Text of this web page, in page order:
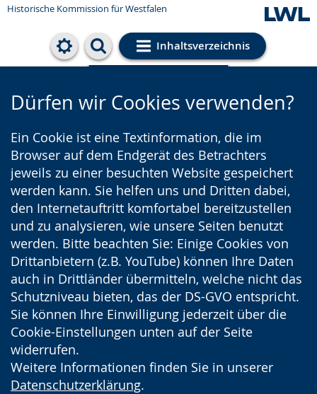
Historische Kommission für Westfalen
Inhaltsverzeichnis
Cookie-Einstellungen
Dürfen wir Cookies verwenden?
Ein Cookie ist eine Textinformation, die im
Browser auf dem Endgerät des Betrachters
jeweils zu einer besuchten Website gespeichert
werden kann. Sie helfen uns und Dritten dabei,
den Internetauftritt komfortabel bereitzustellen
und zu analysieren, wie unsere Seiten benutzt
werden. Bitte beachten Sie: Einige Cookies von
Drittanbietern (z.B. YouTube) können Ihre Daten
auch in Drittländer übermitteln, welche nicht das
Schutzniveau bieten, das der DS-GVO entspricht.
Sie können Ihre Einwilligung jederzeit über die
Cookie-Einstellungen unten auf der Seite
widerrufen.
Weitere Informationen finden Sie in unserer
Datenschutzerklärung.